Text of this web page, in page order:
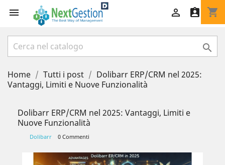
 shopping_cart
 

Home Tutti i post
Dolibarr ERP/CRM nel 2025:
Vantaggi, Limiti e Nuove Funzionalità
Dolibarr ERP/CRM nel 2025: Vantaggi, Limiti e
Nuove Funzionalità
Dolibarr 0 Commenti